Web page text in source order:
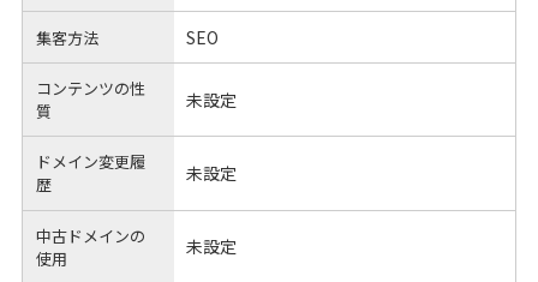
集客方法 SEO
コンテンツの性
質
未設定
ドメイン変更履
歴
未設定
中古ドメインの
使用
未設定